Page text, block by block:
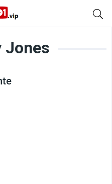
Jones